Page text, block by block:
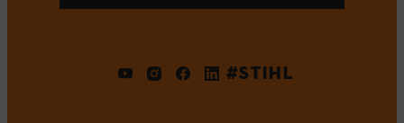
#STIHL